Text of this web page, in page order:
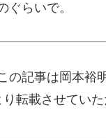
ぐらいで。
の記事は岡本裕
転載させていた